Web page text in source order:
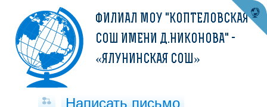
ФИЛИАЛ МОУ "КОПТЕЛОВСКАЯ
СОШ ИМЕНИ Д.НИКОНОВА" -
«ЯЛУНИНСКАЯ СОШ»
Написать письмо